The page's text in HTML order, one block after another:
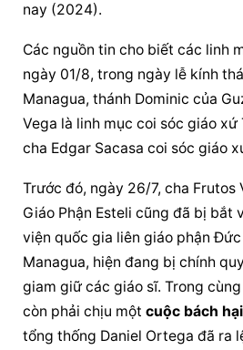
nay (2024).
Các nguồn tin cho biết các linh
ngày 01/8, trong ngày lễ kính
Managua, thánh Dominic của
Vega là linh mục coi sóc giáo xứ
cha Edgar Sacasa coi sóc giáo
Trước đó, ngày 26/7, cha Frutos
Giáo Phận Esteli cũng đã bị bắt
viện quốc gia liên giáo phận
Managua, hiện đang bị chính
giam giữ các giáo sĩ. Trong
còn phải chịu một cuộc bách hại
tổng thống Daniel Ortega đã ra